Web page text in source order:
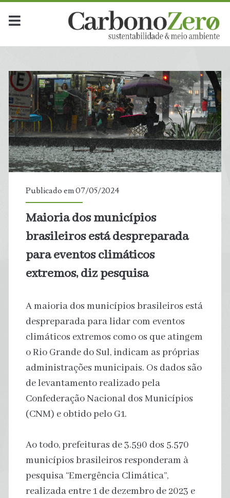
Publicado em 07/05/2024
Maioria dos municípios
brasileiros está despreparada
para eventos climáticos
extremos, diz pesquisa
A maioria dos municípios brasileiros está
despreparada para lidar com eventos
climáticos extremos como os que atingem
o Rio Grande do Sul, indicam as próprias
administrações municipais. Os dados são
de levantamento realizado pela
Confederação Nacional dos Municípios
(CNM) e obtido pelo G1.
Ao todo, prefeituras de 3.590 dos 5.570
municípios brasileiros responderam à
pesquisa “Emergência Climática”,
realizada entre 1 de dezembro de 2023 e